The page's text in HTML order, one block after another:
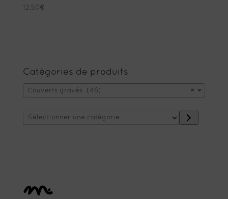
12.50€
Catégories de produits
×
Couverts gravés (46)
Sélectionner